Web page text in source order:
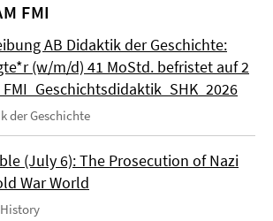
FMI
AB Didaktik der Geschichte:
(w/m/d) 41 MoStd. befristet auf 2
der Geschichte
(July 6): The Prosecution of Nazi
War World